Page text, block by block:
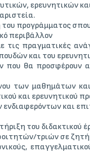
ερευνητικών
προγράμματος
περιβάλλον
πραγματικές
και του
θα προσφέρουν
των μαθημάτων
και ερευνητικού
και
του
τριών σε